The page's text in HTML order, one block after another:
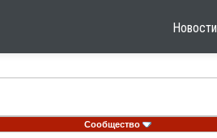
Новости
Сообщество